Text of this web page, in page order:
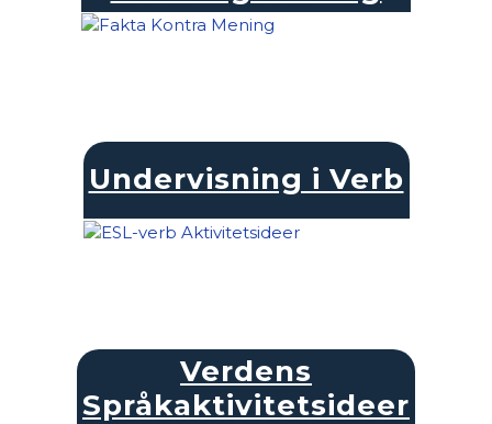
Undervisning i Verb
Verdens
Språkaktivitetsideer